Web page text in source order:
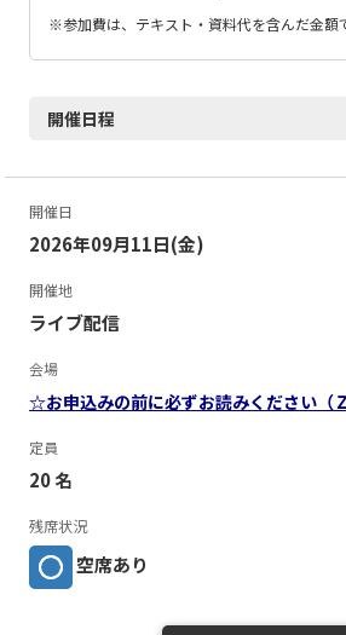
※参加費は、テキスト・資料代を含んだ金額
開催日程
開催日
2026年09月11日(金)
開催地
ライブ配信
会場
☆お申込みの前に必ずお読みください（
定員
20 名
残席状況
空席あり